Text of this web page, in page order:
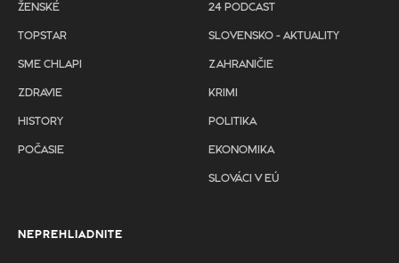
ŽENSKÉ
TOPSTAR
SME CHLAPI
ZDRAVIE
HISTORY
POČASIE
24 PODCAST
SLOVENSKO - AKTUALITY
ZAHRANIČIE
KRIMI
POLITIKA
EKONOMIKA
SLOVÁCI V EÚ
NEPREHLIADNITE